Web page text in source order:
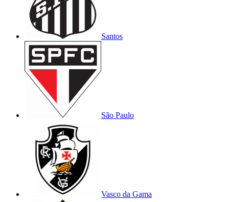
Santos
São Paulo
Vasco da Gama